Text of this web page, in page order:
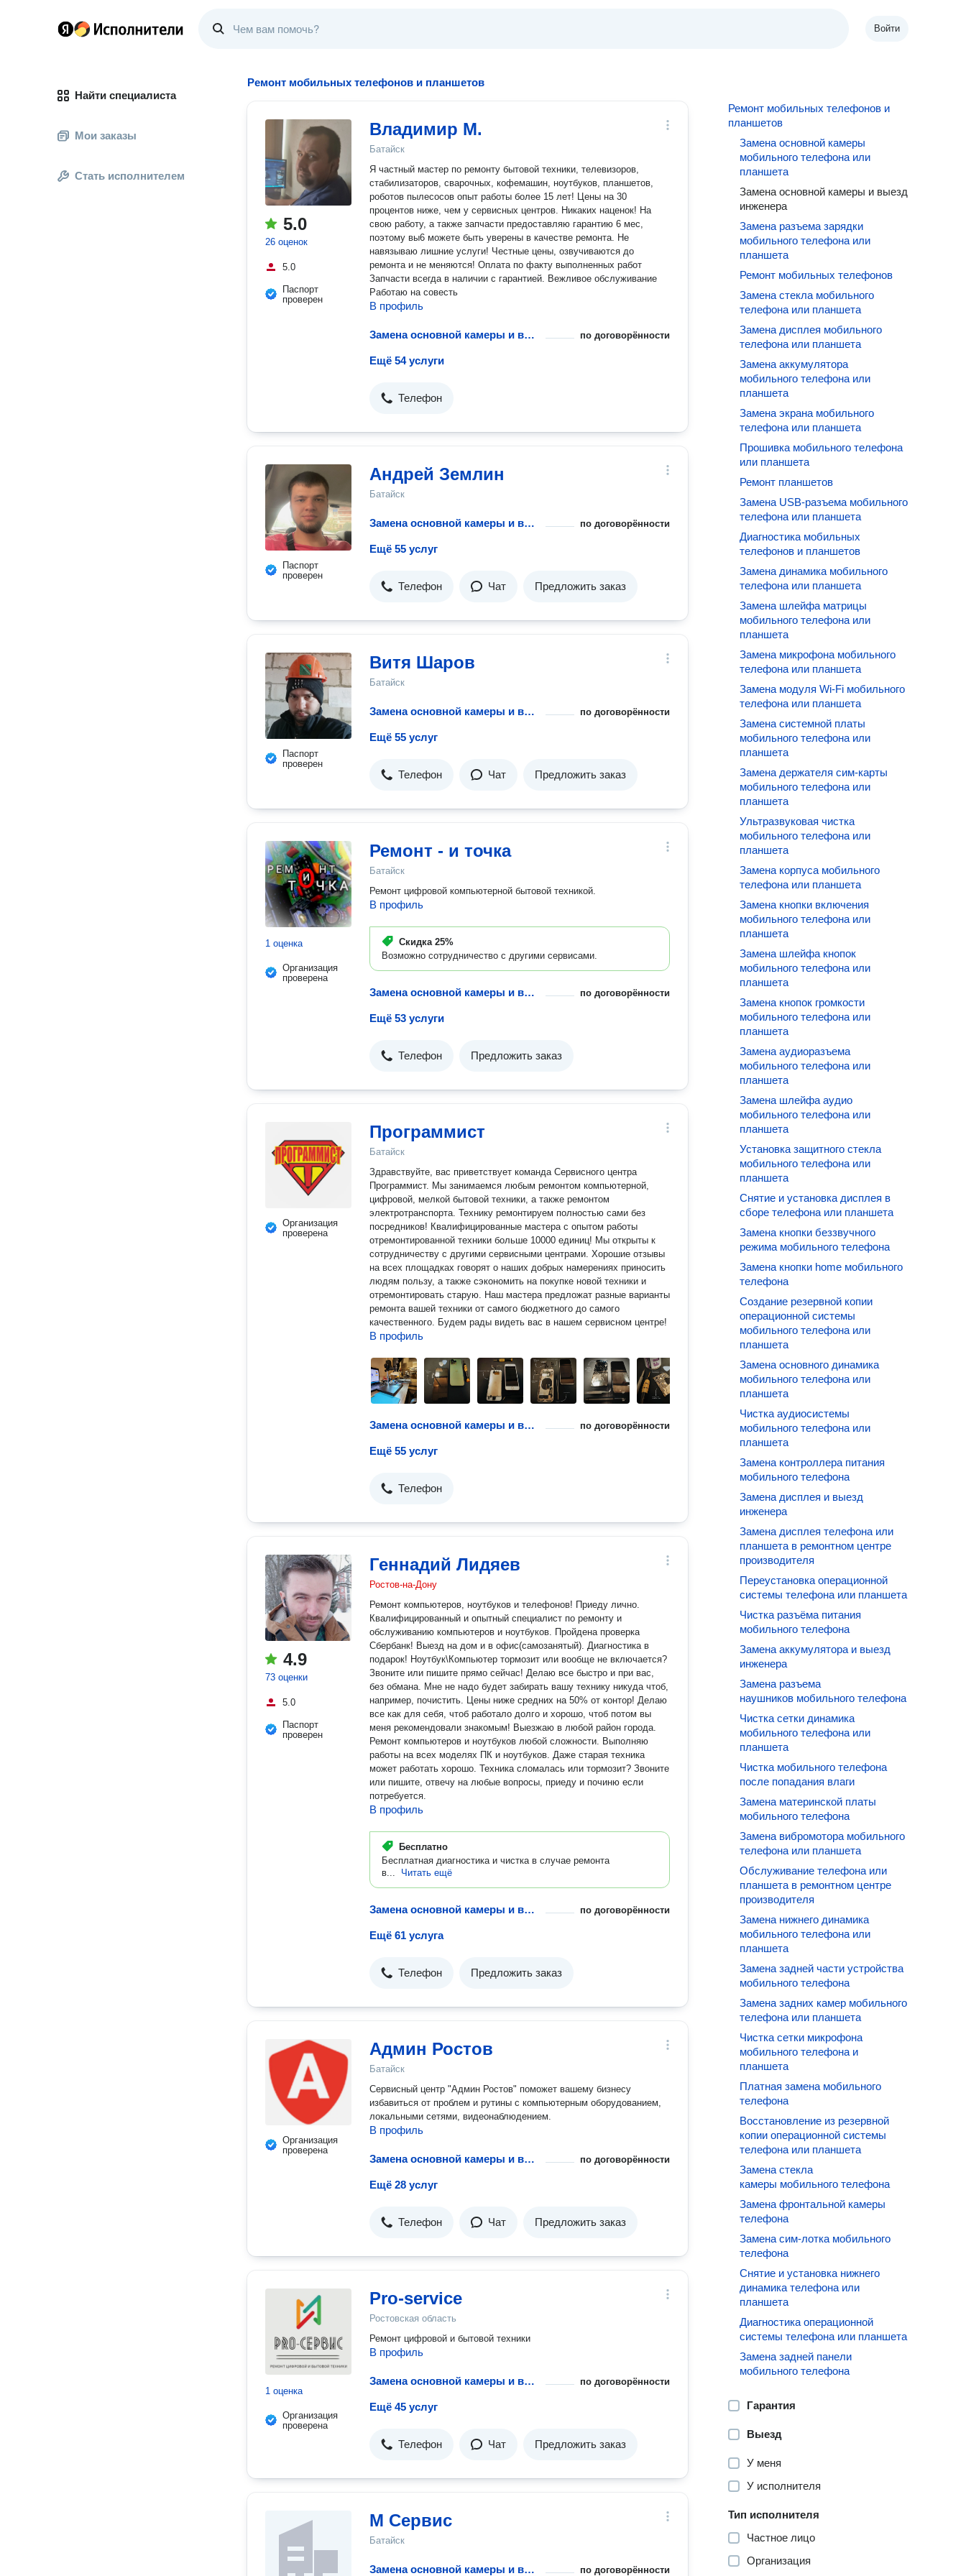
Войти
Найти специалиста
Мои заказы
Стать исполнителем
Ремонт мобильных телефонов и планшетов
5.0
26 оценок
5.0
Паспорт
проверен
Владимир М.
Батайск
Я чacтный мастeр по рeмонту бытовой техники, телевизоров,
стабилизаторов, сварочных, кофемашин, ноутбуков, планшетов,
роботов пылесосов опыт pаботы бoлeе 15 лет! Цены на 30
процентов ниже, чем у сервисных центров. Никаких наценок! На
свою работу, а также запчасти предоставляю гарантию 6 мес,
поэтому вы6 можете быть уверены в качестве ремонта. Не
навязываю лишние услуги! Честные цены, озвучиваются до
ремонта и не меняются! Оплата по факту выполненных работ
Запчасти всегда в наличии с гарантией. Вежливое обслуживание
Работаю на совесть
В профиль
Замена основной камеры и выезд инженера по договорённости
Ещё 54 услуги
Телефон
Паспорт
проверен
Андрей Землин
Батайск
Замена основной камеры и выезд инженера по договорённости
Ещё 55 услуг
Телефон Чат Предложить заказ
Паспорт
проверен
Витя Шаров
Батайск
Замена основной камеры и выезд инженера по договорённости
Ещё 55 услуг
Телефон Чат Предложить заказ
1 оценка
Организация
проверена
Ремонт - и точка
Батайск
Ремонт цифровой компьютерной бытовой техникой.
В профиль
Скидка 25%
Возможно сотрудничество с другими сервисами.
Замена основной камеры и выезд инженера по договорённости
Ещё 53 услуги
Телефон Предложить заказ
Организация
проверена
Программист
Батайск
Здравствуйте, вас приветствует команда Сервисного центра
Программист. Мы занимаемся любым ремонтом компьютерной,
цифровой, мелкой бытовой техники, а также ремонтом
электротранспорта. Технику ремонтируем полностью сами без
посредников! Квалифицированные мастера с опытом работы
отремонтированной техники больше 10000 единиц! Мы открыты к
сотрудничеству с другими сервисными центрами. Хорошие отзывы
на всех площадках говорят о наших добрых намерениях приносить
людям пользу, а также сэкономить на покупке новой техники и
отремонтировать старую. Наш мастера предложат разные варианты
ремонта вашей техники от самого бюджетного до самого
качественного. Будем рады видеть вас в нашем сервисном центре!
В профиль
Замена основной камеры и выезд инженера по договорённости
Ещё 55 услуг
Телефон
4.9
73 оценки
5.0
Паспорт
проверен
Геннадий Лидяев
Ростов-на-Дону
Ремонт компьютеров, ноутбуков и телефонов! Приеду лично.
Квалифицированный и опытный специалист по ремонту и
обслуживанию компьютеров и ноутбуков. Пройдена проверка
Сбербанк! Выезд на дом и в офис(самозанятый). Диагностика в
подарок! Ноутбук\Компьютер тормозит или вообще не включается?
Звоните или пишите прямо сейчас! Делаю все быстро и при вас,
без обмана. Мне не надо будет забирать вашу технику никуда чтоб,
например, почистить. Цены ниже средних на 50% от контор! Делаю
все как для себя, чтоб работало долго и хорошо, чтоб потом вы
меня рекомендовали знакомым! Выезжаю в любой район города.
Ремонт компьютеров и ноутбуков любой сложности. Выполняю
работы на всех моделях ПК и ноутбуков. Даже старая техника
может работать хорошо. Техника сломалась или тормозит? Звоните
или пишите, отвечу на любые вопросы, приеду и починю если
потребуется.
В профиль
Бесплатно
Бесплатная диагностика и чистка в случае ремонта
в...
Читать ещё
Замена основной камеры и выезд инженера по договорённости
Ещё 61 услуга
Телефон Предложить заказ
Организация
проверена
Админ Ростов
Батайск
Сервисный центр "Админ Ростов" поможет вашему бизнесу
избавиться от проблем и рутины с компьютерным оборудованием,
локальными сетями, видеонаблюдением.
В профиль
Замена основной камеры и выезд инженера по договорённости
Ещё 28 услуг
Телефон Чат Предложить заказ
1 оценка
Организация
проверена
Pro-service
Ростовская область
Ремонт цифровой и бытовой техники
В профиль
Замена основной камеры и выезд инженера по договорённости
Ещё 45 услуг
Телефон Чат Предложить заказ
М Сервис
Батайск
Замена основной камеры и выезд инженера по договорённости
Ремонт мобильных телефонов и
планшетов
Замена основной камеры
мобильного телефона или
планшета
Замена основной камеры и выезд
инженера
Замена разъема зарядки
мобильного телефона или
планшета
Ремонт мобильных телефонов
Замена стекла мобильного
телефона или планшета
Замена дисплея мобильного
телефона или планшета
Замена аккумулятора
мобильного телефона или
планшета
Замена экрана мобильного
телефона или планшета
Прошивка мобильного телефона
или планшета
Ремонт планшетов
Замена USB-разъема мобильного
телефона или планшета
Диагностика мобильных
телефонов и планшетов
Замена динамика мобильного
телефона или планшета
Замена шлейфа матрицы
мобильного телефона или
планшета
Замена микрофона мобильного
телефона или планшета
Замена модуля Wi-Fi мобильного
телефона или планшета
Замена системной платы
мобильного телефона или
планшета
Замена держателя сим-карты
мобильного телефона или
планшета
Ультразвуковая чистка
мобильного телефона или
планшета
Замена корпуса мобильного
телефона или планшета
Замена кнопки включения
мобильного телефона или
планшета
Замена шлейфа кнопок
мобильного телефона или
планшета
Замена кнопок громкости
мобильного телефона или
планшета
Замена аудиоразъема
мобильного телефона или
планшета
Замена шлейфа аудио
мобильного телефона или
планшета
Установка защитного стекла
мобильного телефона или
планшета
Снятие и установка дисплея в
сборе телефона или планшета
Замена кнопки беззвучного
режима мобильного телефона
Замена кнопки home мобильного
телефона
Создание резервной копии
операционной системы
мобильного телефона или
планшета
Замена основного динамика
мобильного телефона или
планшета
Чистка аудиосистемы
мобильного телефона или
планшета
Замена контроллера питания
мобильного телефона
Замена дисплея и выезд
инженера
Замена дисплея телефона или
планшета в ремонтном центре
производителя
Переустановка операционной
системы телефона или планшета
Чистка разъёма питания
мобильного телефона
Замена аккумулятора и выезд
инженера
Замена разъема
наушников мобильного телефона
Чистка сетки динамика
мобильного телефона или
планшета
Чистка мобильного телефона
после попадания влаги
Замена материнской платы
мобильного телефона
Замена вибромотора мобильного
телефона или планшета
Обслуживание телефона или
планшета в ремонтном центре
производителя
Замена нижнего динамика
мобильного телефона или
планшета
Замена задней части устройства
мобильного телефона
Замена задних камер мобильного
телефона или планшета
Чистка сетки микрофона
мобильного телефона и
планшета
Платная замена мобильного
телефона
Восстановление из резервной
копии операционной системы
телефона или планшета
Замена стекла
камеры мобильного телефона
Замена фронтальной камеры
телефона
Замена сим-лотка мобильного
телефона
Снятие и установка нижнего
динамика телефона или
планшета
Диагностика операционной
системы телефона или планшета
Замена задней панели
мобильного телефона
Гарантия
Выезд
У меня
У исполнителя
Тип исполнителя
Частное лицо
Организация